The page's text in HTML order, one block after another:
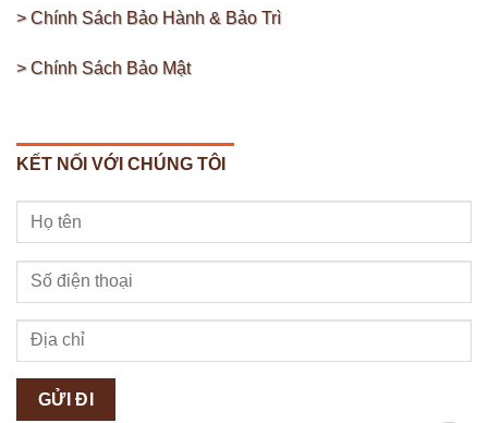
> Chính Sách Bảo Hành & Bảo Trì
> Chính Sách Bảo Mật
KẾT NỐI VỚI CHÚNG TÔI